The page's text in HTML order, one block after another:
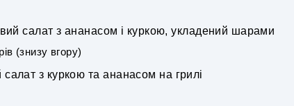
салат з ананасом і куркою, укладений шарами
(знизу вгору)
з куркою та ананасом на грилі